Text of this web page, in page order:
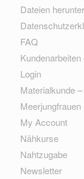
Dateien
FAQ
Login
Materialkunde
Meerjungfrauen
My Account
Nähkurse
Nahtzugabe
Newsletter